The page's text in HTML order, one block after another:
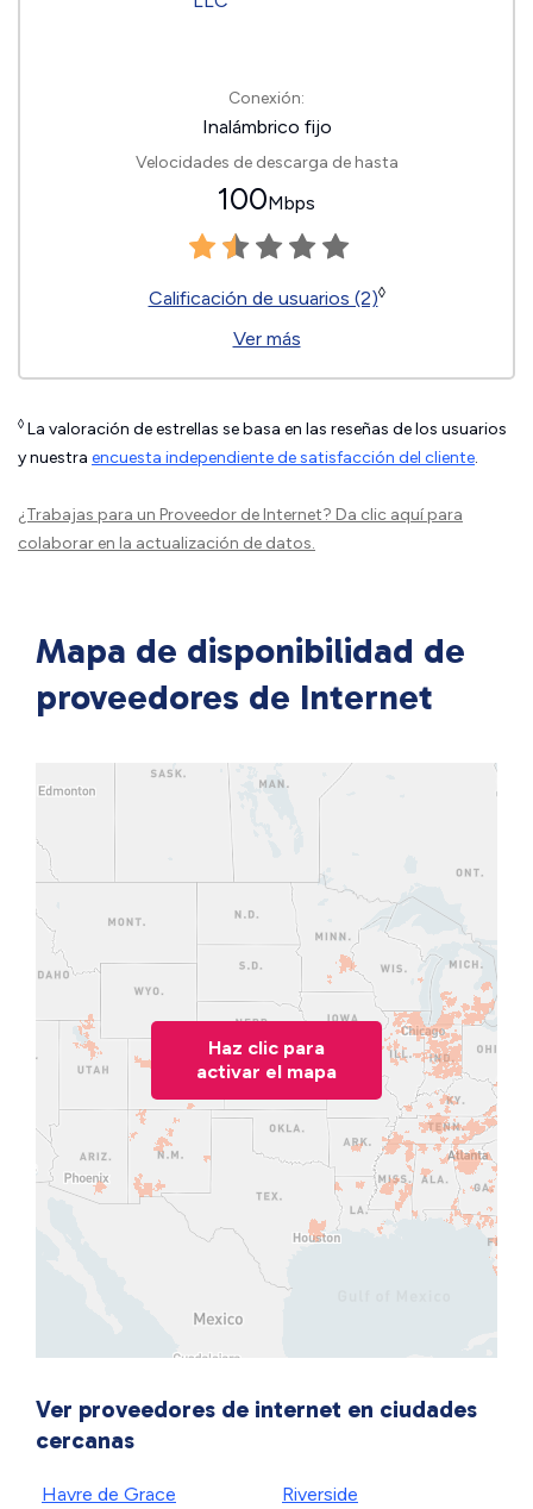
Conexión:
Inalámbrico fijo
Velocidades de descarga de hasta
100Mbps
Calificación de usuarios (2)◊
Ver más
◊ La valoración de estrellas se basa en las reseñas de los usuarios
y nuestra encuesta independiente de satisfacción del cliente.
¿Trabajas para un Proveedor de Internet? Da clic aquípara
colaborar en la actualización de datos.
Mapa de disponibilidad de
proveedores de Internet
Haz clic para
activar el mapa
Ver proveedores de internet en ciudades
cercanas
Havre de Grace Riverside